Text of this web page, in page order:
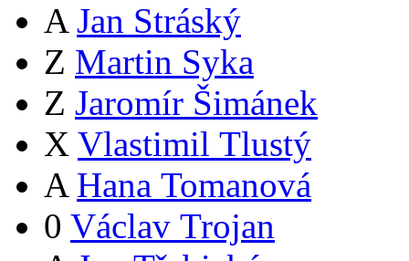
A Jan Stráský
Z Martin Syka
Z Jaromír Šimánek
X Vlastimil Tlustý
A Hana Tomanová
0 Václav Trojan